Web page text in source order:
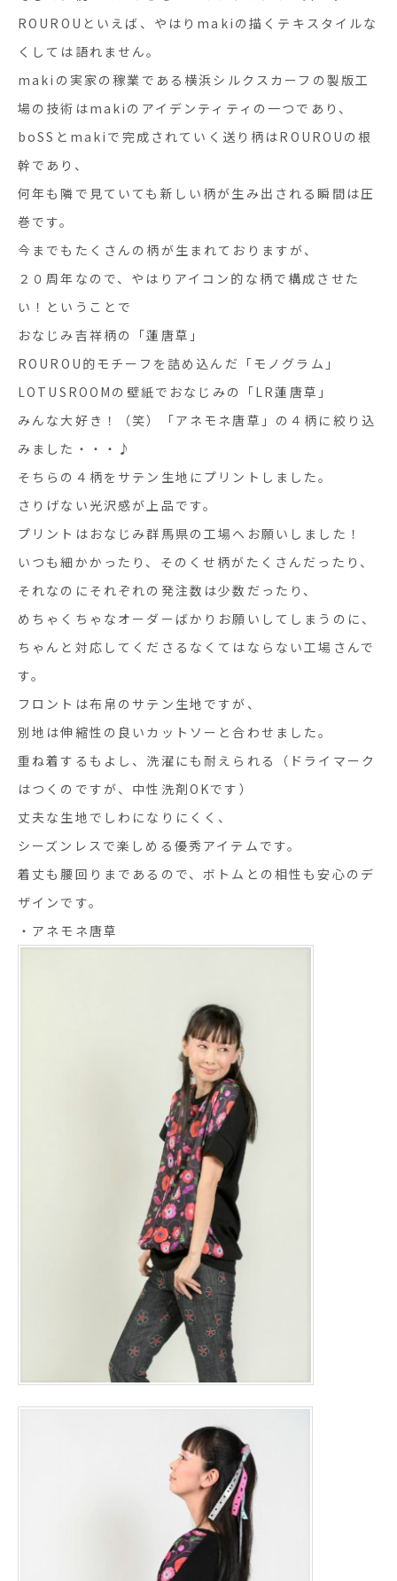
ROUROUといえば、やはりmakiの描くテキスタイルな
くしては語れません。
makiの実家の稼業である横浜シルクスカーフの製版工
場の技術はmakiのアイデンティティの一つであり、
boSSとmakiで完成されていく送り柄はROUROUの根
幹であり、
何年も隣で見ていても新しい柄が生み出される瞬間は圧
巻です。
今までもたくさんの柄が生まれておりますが、
２０周年なので、やはりアイコン的な柄で構成させた
い！ということで
おなじみ吉祥柄の「蓮唐草」
ROUROU的モチーフを詰め込んだ「モノグラム」
LOTUSROOMの壁紙でおなじみの「LR蓮唐草」
みんな大好き！（笑）「アネモネ唐草」の４柄に絞り込
みました・・・♪
そちらの４柄をサテン生地にプリントしました。
さりげない光沢感が上品です。
プリントはおなじみ群馬県の工場へお願いしました！
いつも細かかったり、そのくせ柄がたくさんだったり、
それなのにそれぞれの発注数は少数だったり、
めちゃくちゃなオーダーばかりお願いしてしまうのに、
ちゃんと対応してくださるなくてはならない工場さんで
す。
フロントは布帛のサテン生地ですが、
別地は伸縮性の良いカットソーと合わせました。
重ね着するもよし、洗濯にも耐えられる（ドライマーク
はつくのですが、中性洗剤OKです）
丈夫な生地でしわになりにくく、
シーズンレスで楽しめる優秀アイテムです。
着丈も腰回りまであるので、ボトムとの相性も安心のデ
ザインです。
・アネモネ唐草